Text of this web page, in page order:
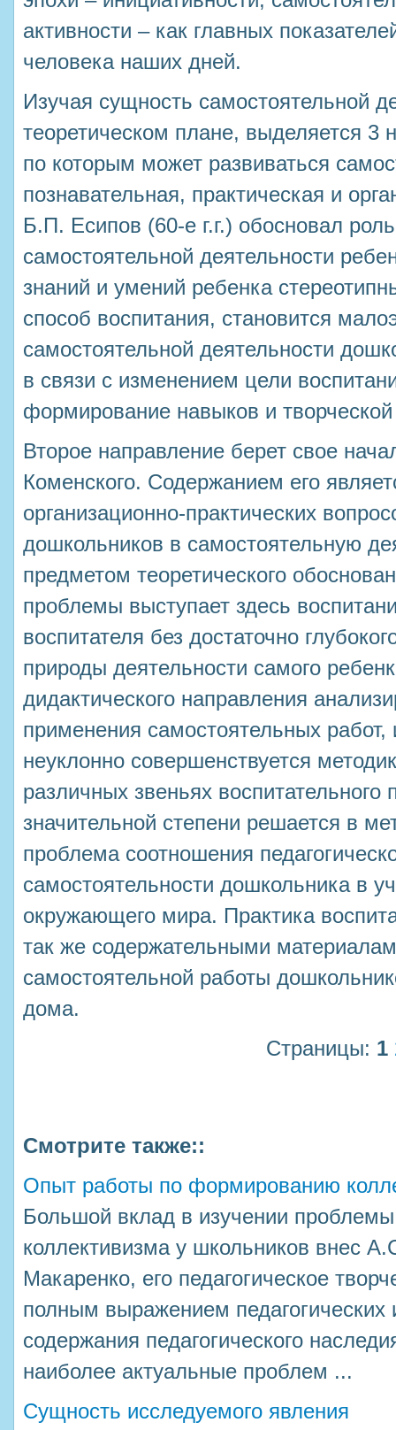
активности – как главных
человека наших дней.
Изучая сущность самостоятельной
теоретическом плане, выделяется 3
по которым может развиваться
познавательная, практическая и
Б.П. Есипов (60-е г.г.) обосновал
самостоятельной деятельности
знаний и умений ребенка
способ воспитания, становится
самостоятельной деятельности
в связи с изменением цели
формирование навыков и
Второе направление берет свое
Коменского. Содержанием его
организационно-практических
дошкольников в самостоятельную
предметом теоретического
проблемы выступает здесь
воспитателя без достаточно
природы деятельности самого
дидактического направления
применения самостоятельных
неуклонно совершенствуется
различных звеньях воспитательного
значительной степени решается в
проблема соотношения
самостоятельности дошкольника в
окружающего мира. Практика
так же содержательными
самостоятельной работы
дома.
Страницы: 1
Смотрите также::
Опыт работы по формированию
Большой вклад в изучении
коллективизма у школьников внес
Макаренко, его педагогическое
полным выражением
содержания педагогического
наиболее актуальные проблем ...
Сущность исследуемого явления